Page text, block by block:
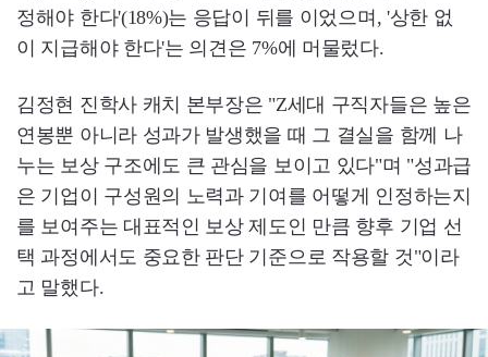
정해야 한다'(18%)는 응답이 뒤를 이었으며, '상한 없
이 지급해야 한다'는 의견은 7%에 머물렀다.
김정현 진학사 캐치 본부장은 "Z세대 구직자들은 높은
연봉뿐 아니라 성과가 발생했을 때 그 결실을 함께 나
누는 보상 구조에도 큰 관심을 보이고 있다"며 "성과급
은 기업이 구성원의 노력과 기여를 어떻게 인정하는지
를 보여주는 대표적인 보상 제도인 만큼 향후 기업 선
택 과정에서도 중요한 판단 기준으로 작용할 것"이라
고 말했다.